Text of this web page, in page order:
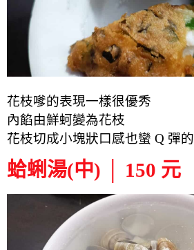
花枝嗲的表現一樣很優秀
內餡由鮮蚵變為花枝
花枝切成小塊狀口感也蠻 Q 彈的
蛤蜊湯(中) │ 150 元